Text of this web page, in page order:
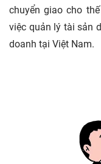
chuyển giao cho
việc quản lý tài sản
doanh tại Việt Nam.